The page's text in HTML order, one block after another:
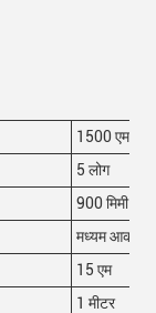
1500 एम
5 लोग
900 मिमी
मध्यम आकार
15 एम
1 मीटर